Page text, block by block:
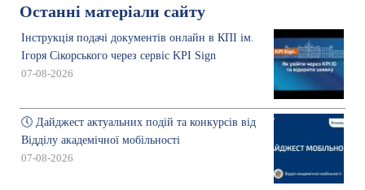
Останні матеріали сайту
Інструкція подачі документів онлайн в КПІ ім.
Ігоря Сікорського через сервіс KPI Sign
07-08-2026
🕔 Дайджест актуальних подій та конкурсів від
Відділу академічної мобільності
07-08-2026